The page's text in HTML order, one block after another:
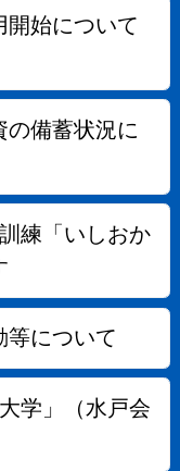
開始について
の備蓄状況に
練「いしおか
等について
学」（水戸会